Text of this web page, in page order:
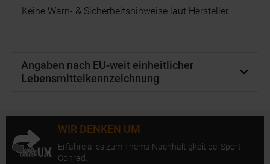
Keine Warn- & Sicherheitshinweise laut Hersteller.
Angaben nach EU-weit einheitlicher
Lebensmittelkennzeichnung
WIR DENKEN UM
Erfahre alles zum Thema Nachhaltigkeit bei Sport
Conrad.